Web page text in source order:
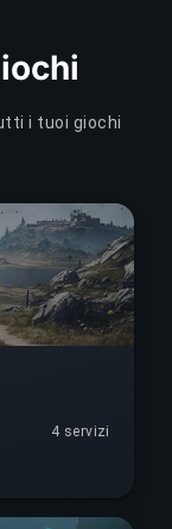
i tuoi giochi
4 servizi